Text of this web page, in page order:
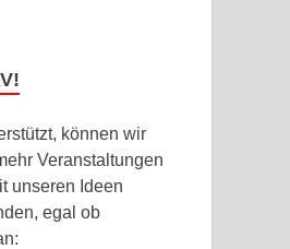
können wir
Veranstaltungen
unseren Ideen
egal ob